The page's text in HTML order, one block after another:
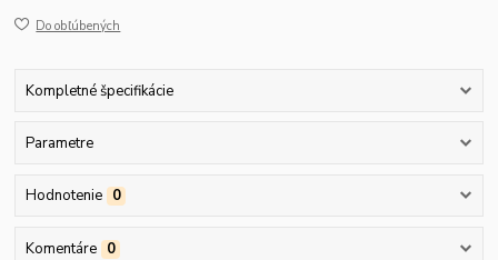
Do obľúbených
Kompletné špecifikácie
Parametre
Hodnotenie 0
Komentáre 0